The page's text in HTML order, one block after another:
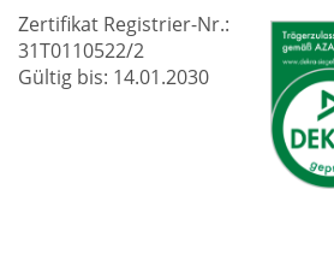
Zertifikat Registrier-Nr.:
31T0110522/2
Gültig bis: 14.01.2030